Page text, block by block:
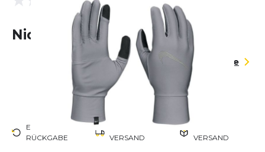
Nicht lieferbar
Größentabelle
EINFACHE
RÜCKGABE
KOSTENLOSER
VERSAND
VERSAND